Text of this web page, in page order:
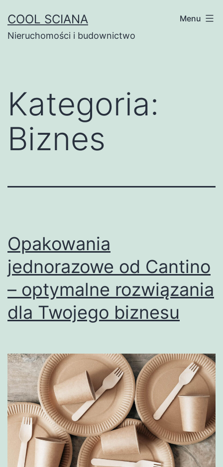
do
treści
COOL SCIANA
Nieruchomości i budownictwo
Menu
Kategoria:
Biznes
Opakowania
jednorazowe od Cantino
– optymalne rozwiązania
dla Twojego biznesu